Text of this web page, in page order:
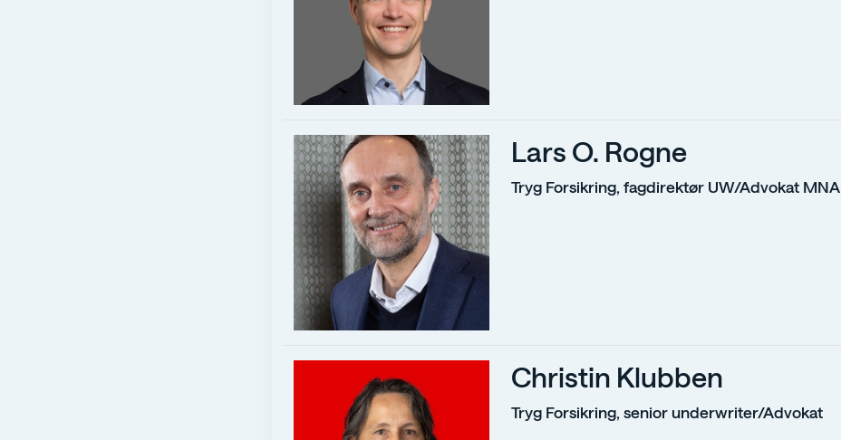
Lars O. Rogne
Tryg Forsikring, fagdirektør UW/Advokat MNA
Christin Klubben
Tryg Forsikring, senior underwriter/Advokat